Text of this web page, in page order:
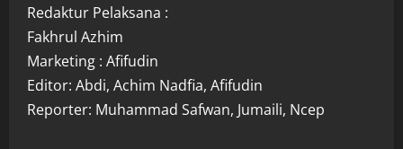
Redaktur Pelaksana :
Fakhrul Azhim
Marketing : Afifudin
Editor: Abdi, Achim Nadfia, Afifudin
Reporter: Muhammad Safwan, Jumaili, Ncep